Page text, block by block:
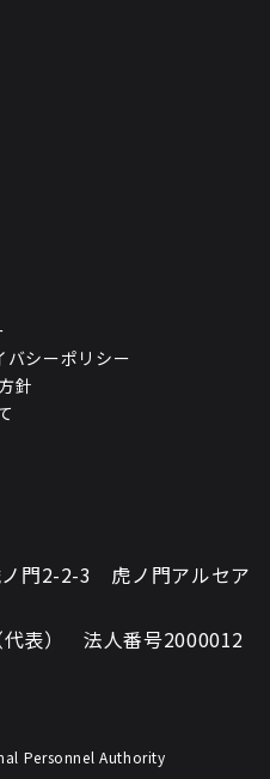
シーポリシー
針
門2-2-3 虎ノ門アルセア
表） 法人番号2000012
Personnel Authority